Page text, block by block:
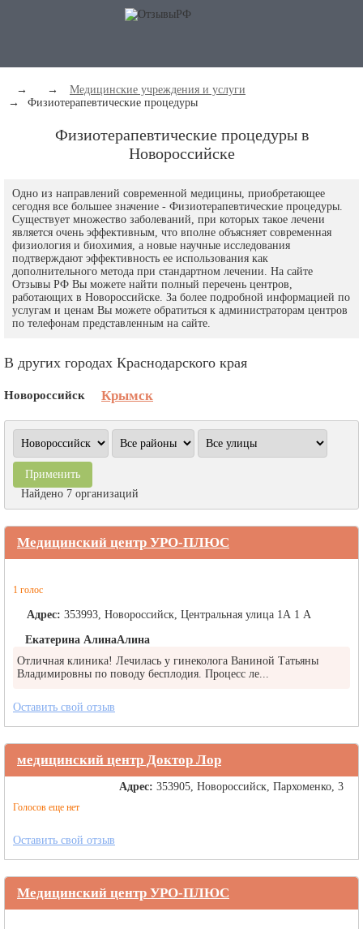
→ →
Медицинские учреждения и услуги
→
Физиотерапевтические процедуры
Физиотерапевтические процедуры в
Новороссийске
Одно из направлений современной медицины, приобретающее
сегодня все большее значение - Физиотерапевтические процедуры.
Существует множество заболеваний, при которых такое лечени
является очень эффективным, что вполне объясняет современная
физиология и биохимия, а новые научные исследования
подтверждают эффективность ее использования как
дополнительного метода при стандартном лечении. На сайте
Отзывы РФ Вы можете найти полный перечень центров,
работающих в Новороссийске. За более подробной информацией по
услугам и ценам Вы можете обратиться к администраторам центров
по телефонам представленным на сайте.
В других городах Краснодарского края
Новороссийск Крымск
Найдено 7 организаций
Медицинский центр УРО-ПЛЮС
1 голос
Адрес: 353993, Новороссийск, Центральная улица 1А 1 А
Екатерина АлинаАлина
Отличная клиника! Лечилась у гинеколога Ваниной Татьяны
Владимировны по поводу бесплодия. Процесс ле...
Оставить свой отзыв
медицинский центр Доктор Лор
Голосов еще нет
Адрес: 353905, Новороссийск, Пархоменко, 3
Оставить свой отзыв
Медицинский центр УРО-ПЛЮС